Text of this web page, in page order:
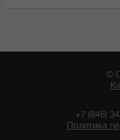
©
+7 (846)
Политика